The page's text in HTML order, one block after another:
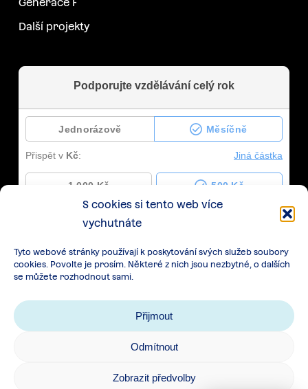
S cookies si tento web více
vychutnáte
Tyto webové stránky používají k poskytování svých služeb soubory
cookies. Povolte je prosím. Některé z nich jsou nezbytné, o dalších
se můžete rozhodnout sami.
Přijmout
Odmítnout
Zobrazit předvolby
Generace F
Další projekty
Zásady zpracování osobních údajů